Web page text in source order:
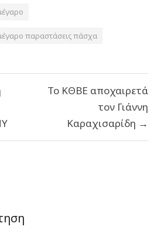
παραστάσεις πάσχα
Το ΚΘΒΕ αποχαιρετά
τον Γιάννη
Καραχισαρίδη →